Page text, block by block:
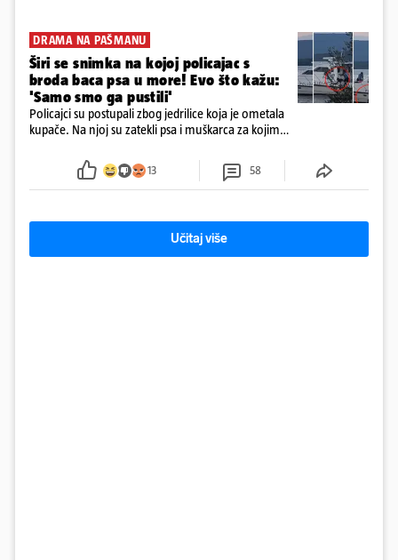
DRAMA NA PAŠMANU
Širi se snimka na kojoj policajac s
broda baca psa u more! Evo što kažu:
'Samo smo ga pustili'
Policajci su postupali zbog jedrilice koja je ometala
kupače. Na njoj su zatekli psa i muškarca za kojim
ga uhitili, a psa je preuzeo komunalni redar
13 58
Učitaj više